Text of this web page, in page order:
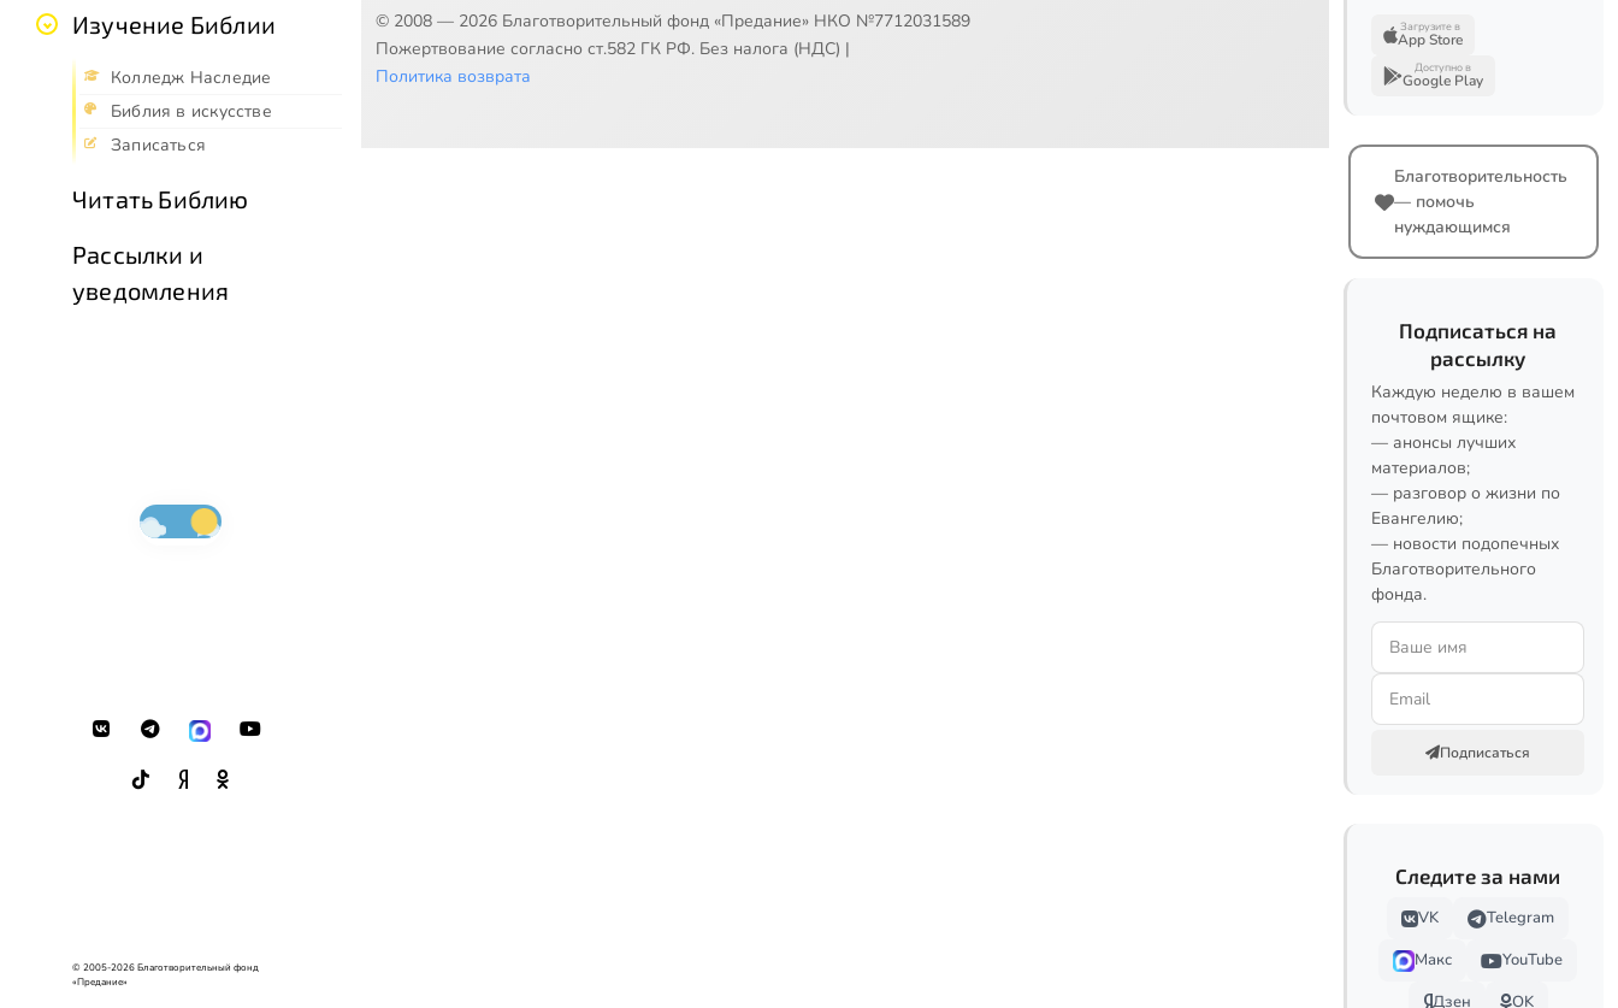
Изучение Библии
Колледж Наследие
Библия в искусстве
Записаться
Читать Библию
Рассылки и
уведомления
© 2005-2026 Благотворительный фонд
«Предание»
© 2008 — 2026 Благотворительный фонд «Предание» НКО №7712031589
Пожертвование согласно ст.582 ГК РФ. Без налога (НДС) |
Политика возврата
Загрузите в
App Store
Доступно в
Google Play
Благотворительность
— помочь
нуждающимся
Подписаться на
рассылку
Каждую неделю в вашем
почтовом ящике:
— анонсы лучших
материалов;
— разговор о жизни по
Евангелию;
— новости подопечных
Благотворительного
фонда.
Подписаться
Следите за нами
VK
Telegram
Макс
YouTube
Дзен
OK